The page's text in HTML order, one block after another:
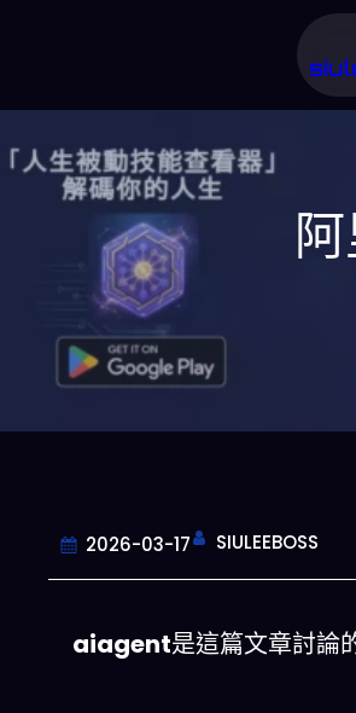
主
要
2026-03-17 SIULEEBOSS
aiagent是這篇文章討論